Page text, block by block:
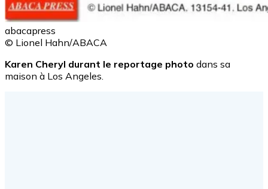
abacapress
© Lionel Hahn/ABACA
Karen Cheryl durant le reportage photo dans sa
maison à Los Angeles.